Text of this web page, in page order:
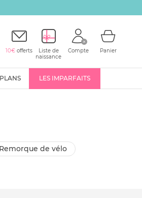
10€ offerts
Liste de
naissance
Compte Panier
LES IMPARFAITS
remorque de vélo